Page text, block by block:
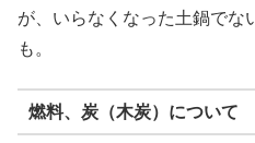
が、いらなくなった土鍋でな
も。
燃料、炭（木炭）について